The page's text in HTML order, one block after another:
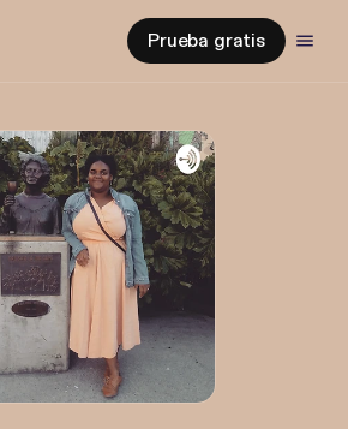
Prueba gratis